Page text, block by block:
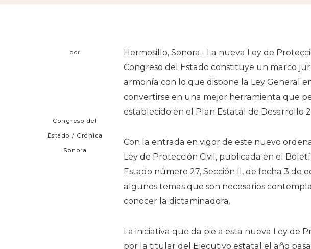
por
Congreso del
Estado / Crónica
Sonora
Hermosillo, Sonora.- La nueva Ley de
Congreso del Estado constituye un marco
armonía con lo que dispone la Ley General
convertirse en una mejor herramienta que
establecido en el Plan Estatal de Desarrollo
Con la entrada en vigor de este nuevo
Ley de Protección Civil, publicada en el
Estado número 27, Sección II, de fecha 3 de
algunos temas que son necesarios
conocer la dictaminadora.
La iniciativa que da pie a esta nueva Ley de
por la titular del Ejecutivo estatal el año